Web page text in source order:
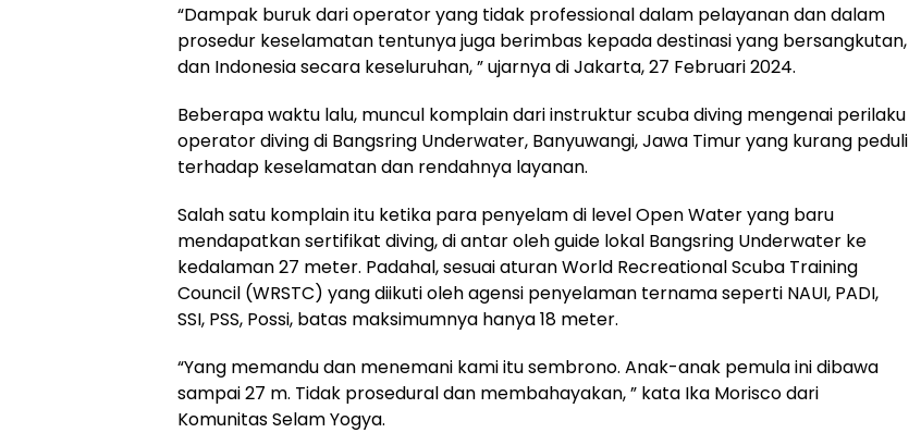
“Dampak buruk dari operator yang tidak professional dalam pelayanan dan dalam
prosedur keselamatan tentunya juga berimbas kepada destinasi yang bersangkutan,
dan Indonesia secara keseluruhan, ” ujarnya di Jakarta, 27 Februari 2024.
Beberapa waktu lalu, muncul komplain dari instruktur scuba diving mengenai perilaku
operator diving di Bangsring Underwater, Banyuwangi, Jawa Timur yang kurang peduli
terhadap keselamatan dan rendahnya layanan.
Salah satu komplain itu ketika para penyelam di level Open Water yang baru
mendapatkan sertifikat diving, di antar oleh guide lokal Bangsring Underwater ke
kedalaman 27 meter. Padahal, sesuai aturan World Recreational Scuba Training
Council (WRSTC) yang diikuti oleh agensi penyelaman ternama seperti NAUI, PADI,
SSI, PSS, Possi, batas maksimumnya hanya 18 meter.
“Yang memandu dan menemani kami itu sembrono. Anak-anak pemula ini dibawa
sampai 27 m. Tidak prosedural dan membahayakan, ” kata Ika Morisco dari
Komunitas Selam Yogya.